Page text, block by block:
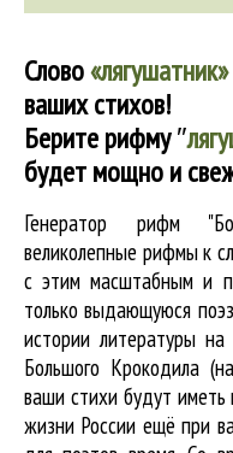
Слово«лягушатник»
ваших стихов!
Берите рифму″
будет мощно и
Генератор рифм
великолепные рифмы к
с этим масштабным и
только выдающуюся
истории литературы
Большого Крокодила
ваши стихи будут иметь
жизни России ещё при